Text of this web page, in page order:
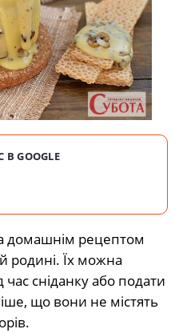
GOOGLE
домашнім рецептом
родині. Їх можна
сніданку або подати
що вони не містять